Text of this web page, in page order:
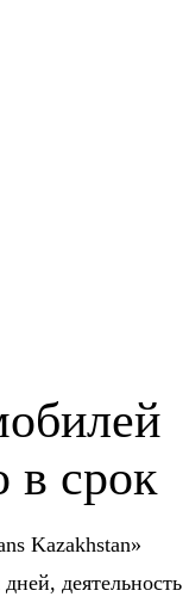
в срок
Kazakhstan»
деятельность